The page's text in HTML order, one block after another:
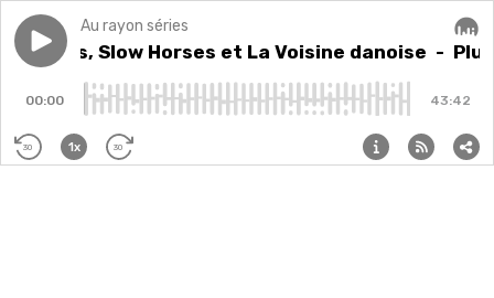
Play episodePluribus, Slow Horses et La Voisine danoise
Au rayon séries
Pluribus, Slow Horses et La Voisine danoise -
00:00 43:42
30 1x 30